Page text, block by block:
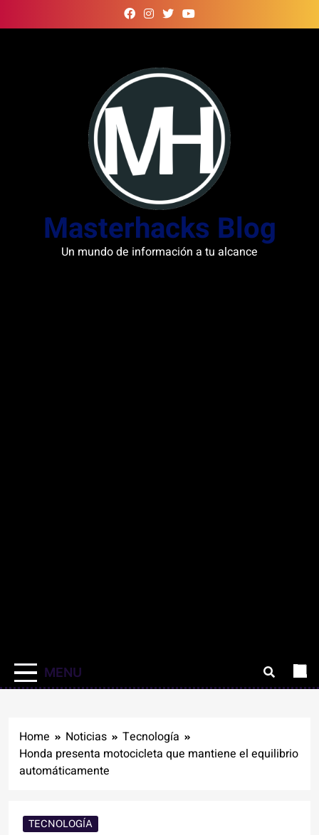
to
Masterhacks Blog
Un mundo de información a tu alcance
MENU
Home Noticias
Tecnología
Honda presenta motocicleta que mantiene el equilibrio
automáticamente
TECNOLOGÍA